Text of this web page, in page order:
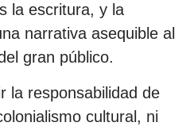
la escritura, y la
narrativa asequible al
gran público.
la responsabilidad de
cultural, ni